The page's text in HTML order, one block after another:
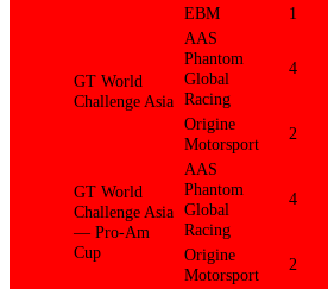
EBM
1
GT World
Challenge Asia
AAS
Phantom
Global
Racing
4
Origine
Motorsport
2
GT World
Challenge Asia
— Pro-Am
Cup
AAS
Phantom
Global
Racing
4
Origine
Motorsport
2